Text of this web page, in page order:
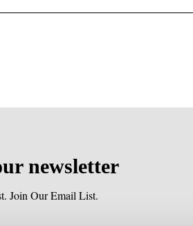
newsletter
Join Our Email List.